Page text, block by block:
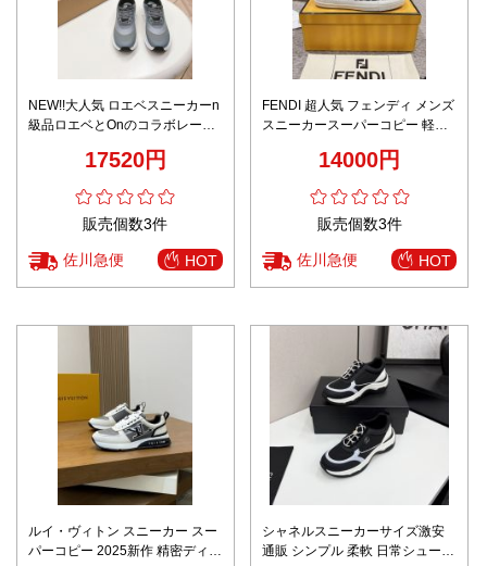
NEW!!大人気 ロエベスニーカーn
級品ロエベとOnのコラボレーシ
17520円
販売個数3件
佐川急便 HOT
FENDI 超人気 フェンディ メンズ
スニーカースーパーコピー 軽量
歩きやすい ブラック
14000円
販売個数3件
佐川急便 HOT
ルイ・ヴィトン スニーカー スー
パーコピー 2025新作 精密ディテ
シャネルスニーカーサイズ激安
通販 シンプル 柔軟 日常シューズ